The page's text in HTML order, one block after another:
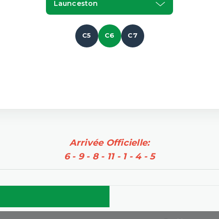
Launceston
C5 C6 C7
Arrivée Officielle:
6 - 9 - 8 - 11 - 1 - 4 - 5